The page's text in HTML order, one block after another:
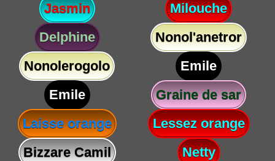
Jasmin
Milouche
Delphine
Nonol'anetror
Nonolerogolo
Emile
Emile
Graine de sar
Laisse orange
Lessez orange
Bizzare Camil
Netty